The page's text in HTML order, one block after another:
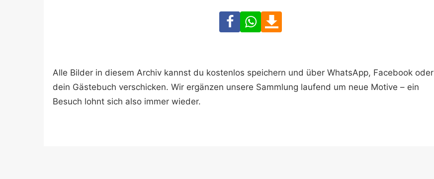
FacebookWhatsApp
Alle Bilder in diesem Archiv kannst du kostenlos speichern und über WhatsApp, Facebook oder
dein Gästebuch verschicken. Wir ergänzen unsere Sammlung laufend um neue Motive – ein
Besuch lohnt sich also immer wieder.